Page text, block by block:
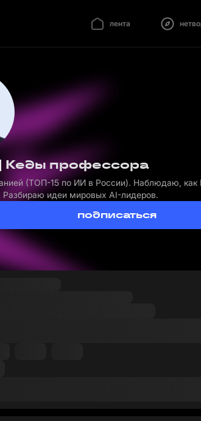
лента
Кеды профессора
(ТОП-15 по ИИ в России). Наблюдаю, как
Разбираю идеи мировых AI-лидеров.
подписаться